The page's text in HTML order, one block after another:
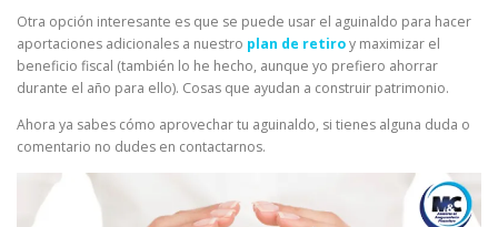
Otra opción interesante es que se puede usar el aguinaldo para hacer
aportaciones adicionales a nuestro plan de retiroy maximizar el
beneficio fiscal (también lo he hecho, aunque yo prefiero ahorrar
durante el año para ello). Cosas que ayudan a construir patrimonio.
Ahora ya sabes cómo aprovechar tu aguinaldo, si tienes alguna duda o
comentario no dudes en contactarnos.